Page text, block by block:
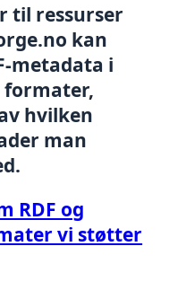
til ressurser
kan
metadata i
hvilken
man
RDF og
vi støtter